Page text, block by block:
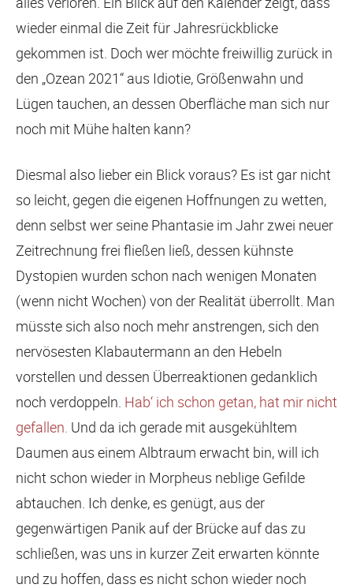
wieder einmal die Zeit für Jahresrückblicke
gekommen ist. Doch wer möchte freiwillig zurück in
den „Ozean 2021“ aus Idiotie, Größenwahn und
Lügen tauchen, an dessen Oberfläche man sich nur
noch mit Mühe halten kann?
Diesmal also lieber ein Blick voraus? Es ist gar nicht
so leicht, gegen die eigenen Hoffnungen zu wetten,
denn selbst wer seine Phantasie im Jahr zwei neuer
Zeitrechnung frei fließen ließ, dessen kühnste
Dystopien wurden schon nach wenigen Monaten
(wenn nicht Wochen) von der Realität überrollt. Man
müsste sich also noch mehr anstrengen, sich den
nervösesten Klabautermann an den Hebeln
vorstellen und dessen Überreaktionen gedanklich
noch verdoppeln. Hab‘ ich schon getan, hat mir nicht
gefallen. Und da ich gerade mit ausgekühltem
Daumen aus einem Albtraum erwacht bin, will ich
nicht schon wieder in Morpheus neblige Gefilde
abtauchen. Ich denke, es genügt, aus der
gegenwärtigen Panik auf der Brücke auf das zu
schließen, was uns in kurzer Zeit erwarten könnte
und zu hoffen, dass es nicht schon wieder noch